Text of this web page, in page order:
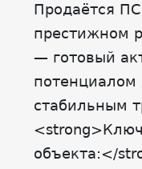
Продаётся
престижном
— готовый
потенциалом
стабильным
объекта:</